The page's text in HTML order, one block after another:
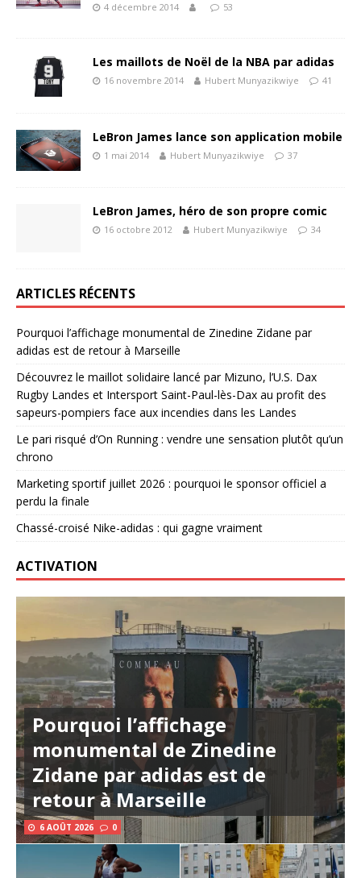
4 décembre 2014 53
Les maillots de Noël de la NBA par adidas
16 novembre 2014 Hubert Munyazikwiye 41
LeBron James lance son application mobile
1 mai 2014 Hubert Munyazikwiye 37
LeBron James, héro de son propre comic
16 octobre 2012 Hubert Munyazikwiye 34
ARTICLES RÉCENTS
Pourquoi l’affichage monumental de Zinedine Zidane par
adidas est de retour à Marseille
Découvrez le maillot solidaire lancé par Mizuno, l’U.S. Dax
Rugby Landes et Intersport Saint-Paul-lès-Dax au profit des
sapeurs-pompiers face aux incendies dans les Landes
Le pari risqué d’On Running : vendre une sensation plutôt qu’un
chrono
Marketing sportif juillet 2026 : pourquoi le sponsor officiel a
perdu la finale
Chassé-croisé Nike-adidas : qui gagne vraiment
ACTIVATION
Pourquoi l’affichage
monumental de Zinedine
Zidane par adidas est de
retour à Marseille
6 AOÛT 2026 0